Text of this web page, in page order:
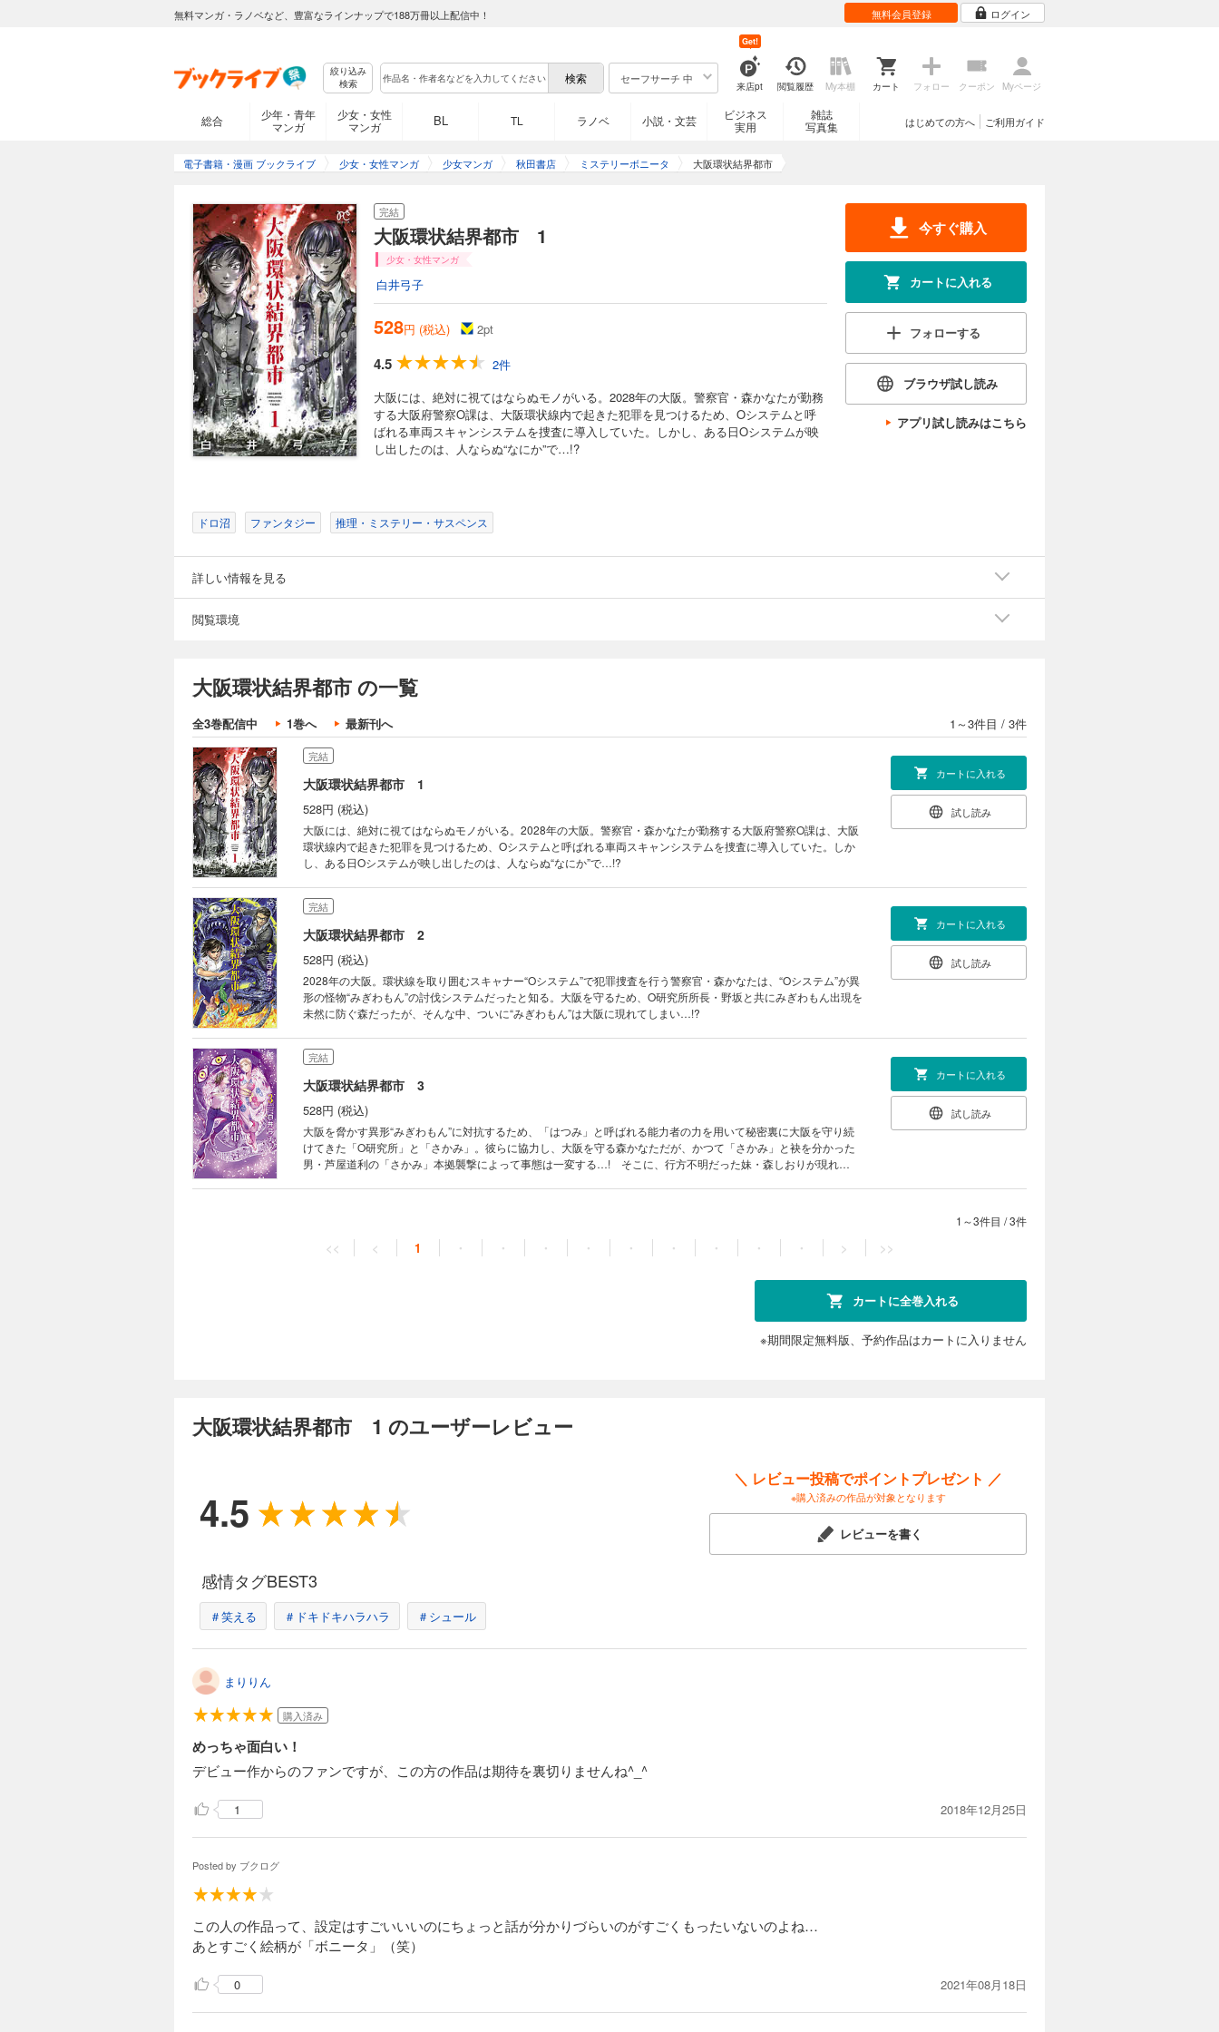
無料マンガ・ラノベなど、豊富なラインナップで188万冊以上配信中！ 無料会員登録 ログイン
絞り込み
検索
セーフサーチ 中
来店pt
Get!
閲覧履歴 My本棚 カート フォロー クーポン Myページ
総合
少年・青年
マンガ
少女・女性
マンガ
BL TL ラノベ 小説・文芸
ビジネス
実用
雑誌
写真集
ご利用ガイド
はじめての方へ
電子書籍・漫画 ブックライブ 少女・女性マンガ 少女マンガ 秋田書店 ミステリーボニータ 大阪環状結界都市
完結
大阪環状結界都市 1
少女・女性マンガ
白井弓子
528円 (税込) 2pt
4.5
2件
大阪には、絶対に視てはならぬモノがいる。2028年の大阪。警察官・森かなたが勤務
する大阪府警察O課は、大阪環状線内で起きた犯罪を見つけるため、Oシステムと呼
ばれる車両スキャンシステムを捜査に導入していた。しかし、ある日Oシステムが映
し出したのは、人ならぬ“なにか”で…!?
今すぐ購入
カートに入れる
フォローする
ブラウザ試し読み
アプリ試し読みはこちら
ドロ沼 ファンタジー 推理・ミステリー・サスペンス
詳しい情報を見る
閲覧環境
大阪環状結界都市 の一覧
全3巻配信中 1巻へ 最新刊へ 1～3件目 / 3件
完結
大阪環状結界都市 1
528円 (税込)
大阪には、絶対に視てはならぬモノがいる。2028年の大阪。警察官・森かなたが勤務する大阪府警察O課は、大阪
環状線内で起きた犯罪を見つけるため、Oシステムと呼ばれる車両スキャンシステムを捜査に導入していた。しか
し、ある日Oシステムが映し出したのは、人ならぬ“なにか”で…!?
カートに入れる
試し読み
完結
大阪環状結界都市 2
528円 (税込)
2028年の大阪。環状線を取り囲むスキャナー“Oシステム”で犯罪捜査を行う警察官・森かなたは、“Oシステム”が異
形の怪物“みぎわもん”の討伐システムだったと知る。大阪を守るため、O研究所所長・野坂と共にみぎわもん出現を
未然に防ぐ森だったが、そんな中、ついに“みぎわもん”は大阪に現れてしまい…!?
カートに入れる
試し読み
完結
大阪環状結界都市 3
528円 (税込)
大阪を脅かす異形“みぎわもん”に対抗するため、「はつみ」と呼ばれる能力者の力を用いて秘密裏に大阪を守り続
けてきた「O研究所」と「さかみ」。彼らに協力し、大阪を守る森かなただが、かつて「さかみ」と袂を分かった
男・芦屋道利の「さかみ」本拠襲撃によって事態は一変する…! そこに、行方不明だった妹・森しおりが現れ
カートに入れる
試し読み
1～3件目 /3件
<< < 1 ・ ・ ・ ・ ・ ・ ・ ・ ・ > >>
カートに全巻入れる
※期間限定無料版、予約作品はカートに入りません
大阪環状結界都市 1 のユーザーレビュー
4.5
＼ レビュー投稿でポイントプレゼント ／
※購入済みの作品が対象となります
レビューを書く
感情タグBEST3
＃笑える ＃ドキドキハラハラ ＃シュール
まりりん
購入済み
めっちゃ面白い！
デビュー作からのファンですが、この方の作品は期待を裏切りませんね^_^
1 2018年12月25日
Posted by ブクログ
この人の作品って、設定はすごいいいのにちょっと話が分かりづらいのがすごくもったいないのよね…
あとすごく絵柄が「ボニータ」（笑）
0 2021年08月18日